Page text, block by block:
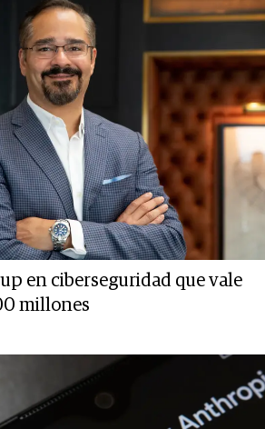
en ciberseguridad que vale
millones